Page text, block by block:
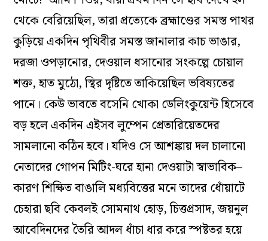
থেকে বেরিয়েছিল, তারা প্রত্যেকে ব্রহ্মাণ্ডের সমস্ত পাথর
কুড়িয়ে একদিন পৃথিবীর সমস্ত জানালার কাচ ভাঙার,
দরজা ওপড়ানোর, দেওয়াল ধসানোর সংকল্পে চোয়াল
শক্ত, হাত মুঠো, স্থির দৃষ্টিতে তাকিয়েছিল ভবিষ্যতের
পানে। কেউ ভাবতে বসেনি খোকা ডেলিংকুয়েন্ট হিসেবে
বড় হলে একদিন এইসব লুম্পেন প্রেতারিয়েতদের
সামলানো কঠিন হবে। যদিও সে আশঙ্কায় দল চালানো
নেতাদের গোপন মিটিং-ঘরে হানা দেওয়াটা স্বাভাবিক–
কারণ শিক্ষিত বাঙালি মধ্যবিত্তের মনে তাদের ধোঁয়াটে
চেহারা ছবি কেবলই সোমনাথ হোড়, চিত্তপ্রসাদ, জয়নুল
আবেদিনদের তৈরি আদল ধাঁচা ধার করে স্পষ্টতর হয়ে